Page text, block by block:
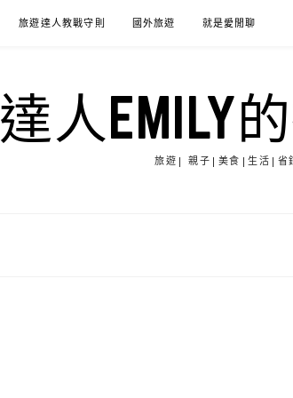
旅遊達人教戰守則 國外旅遊 就是愛閒聊
達人EMILY
旅遊| 親子|美食|生活|省